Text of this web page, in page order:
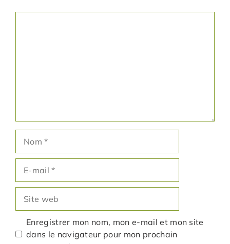
mail
web
Enregistrer mon nom, mon e-mail et mon site
dans le navigateur pour mon prochain